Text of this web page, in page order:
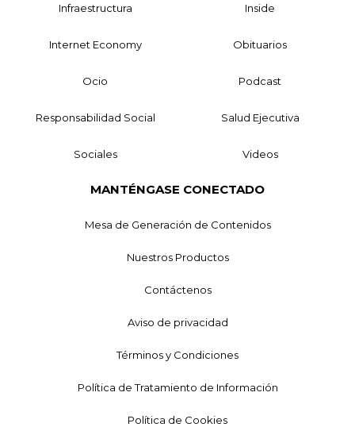
Infraestructura Inside
Internet Economy Obituarios
Ocio Podcast
Responsabilidad Social Salud Ejecutiva
Sociales Videos
MANTÉNGASE CONECTADO
Mesa de Generación de Contenidos
Nuestros Productos
Contáctenos
Aviso de privacidad
Términos y Condiciones
Política de Tratamiento de Información
Política de Cookies